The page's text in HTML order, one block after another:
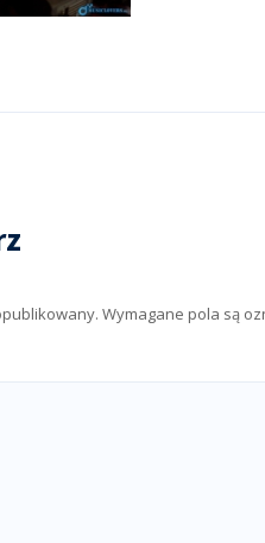
Wymagane pola są